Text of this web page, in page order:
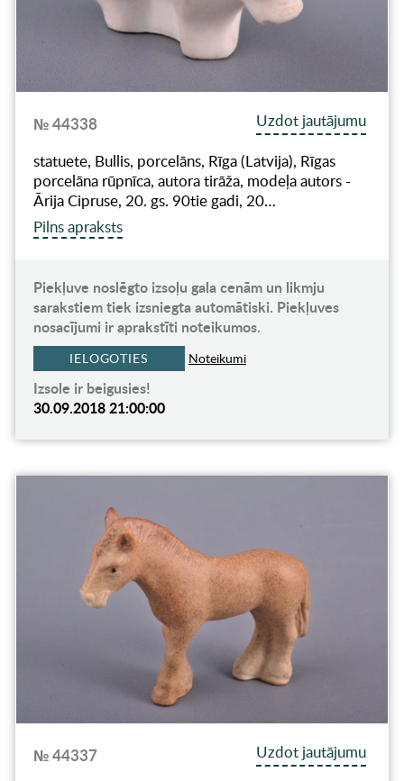
№ 44338
Uzdot jautājumu
statuete, Bullis, porcelāns, Rīga (Latvija), Rīgas
porcelāna rūpnīca, autora tirāža, modeļa autors -
Ārija Cipruse, 20. gs. 90tie gadi, 20…
Pilns apraksts
Piekļuve noslēgto izsoļu gala cenām un likmju
sarakstiem tiek izsniegta automātiski. Piekļuves
nosacījumi ir aprakstīti noteikumos.
IELOGOTIES Noteikumi
Izsole ir beigusies!
30.09.2018 21:00:00
№ 44337
Uzdot jautājumu